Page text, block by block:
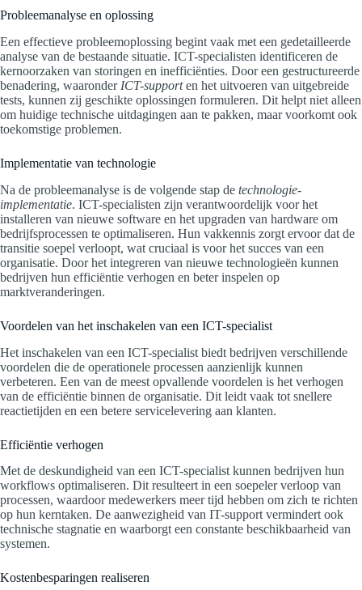
Probleemanalyse en oplossing
Een effectieve probleemoplossing begint vaak met een gedetailleerde
analyse van de bestaande situatie. ICT-specialisten identificeren de
kernoorzaken van storingen en inefficiënties. Door een gestructureerde
benadering, waaronder ICT-supporten het uitvoeren van uitgebreide
tests, kunnen zij geschikte oplossingen formuleren. Dit helpt niet alleen
om huidige technische uitdagingen aan te pakken, maar voorkomt ook
toekomstige problemen.
Implementatie van technologie
Na de probleemanalyse is de volgende stap de technologie-
implementatie. ICT-specialisten zijn verantwoordelijk voor het
installeren van nieuwe software en het upgraden van hardware om
bedrijfsprocessen te optimaliseren. Hun vakkennis zorgt ervoor dat de
transitie soepel verloopt, wat cruciaal is voor het succes van een
organisatie. Door het integreren van nieuwe technologieën kunnen
bedrijven hun efficiëntie verhogen en beter inspelen op
marktveranderingen.
Voordelen van het inschakelen van een ICT-specialist
Het inschakelen van een ICT-specialist biedt bedrijven verschillende
voordelen die de operationele processen aanzienlijk kunnen
verbeteren. Een van de meest opvallende voordelen is het verhogen
van de efficiëntie binnen de organisatie. Dit leidt vaak tot snellere
reactietijden en een betere servicelevering aan klanten.
Efficiëntie verhogen
Met de deskundigheid van een ICT-specialist kunnen bedrijven hun
workflows optimaliseren. Dit resulteert in een soepeler verloop van
processen, waardoor medewerkers meer tijd hebben om zich te richten
op hun kerntaken. De aanwezigheid van IT-support vermindert ook
technische stagnatie en waarborgt een constante beschikbaarheid van
systemen.
Kostenbesparingen realiseren